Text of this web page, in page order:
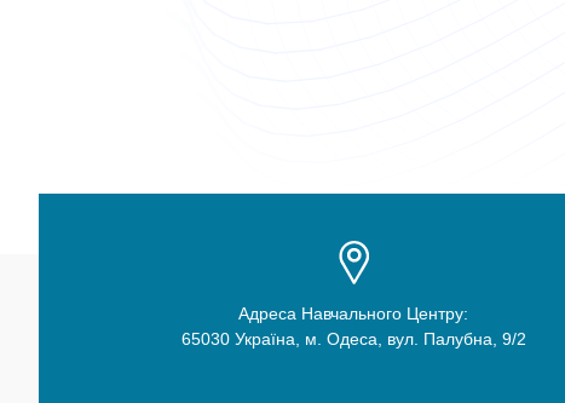
Адреса Навчального Центру:
65030 Україна, м. Одеса, вул. Палубна, 9/2